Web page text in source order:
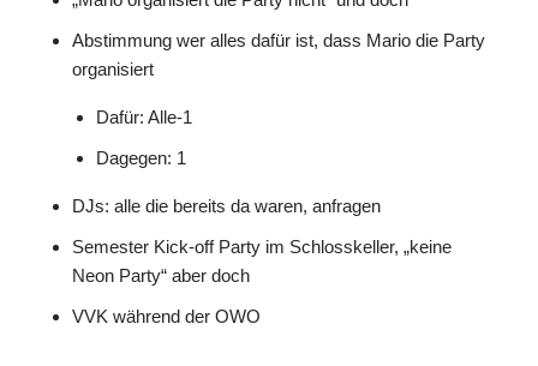
Abstimmung wer alles dafür ist, dass Mario die Party
organisiert
Dafür: Alle-1
Dagegen: 1
DJs: alle die bereits da waren, anfragen
Semester Kick-off Party im Schlosskeller, „keine
Neon Party“ aber doch
VVK während der OWO